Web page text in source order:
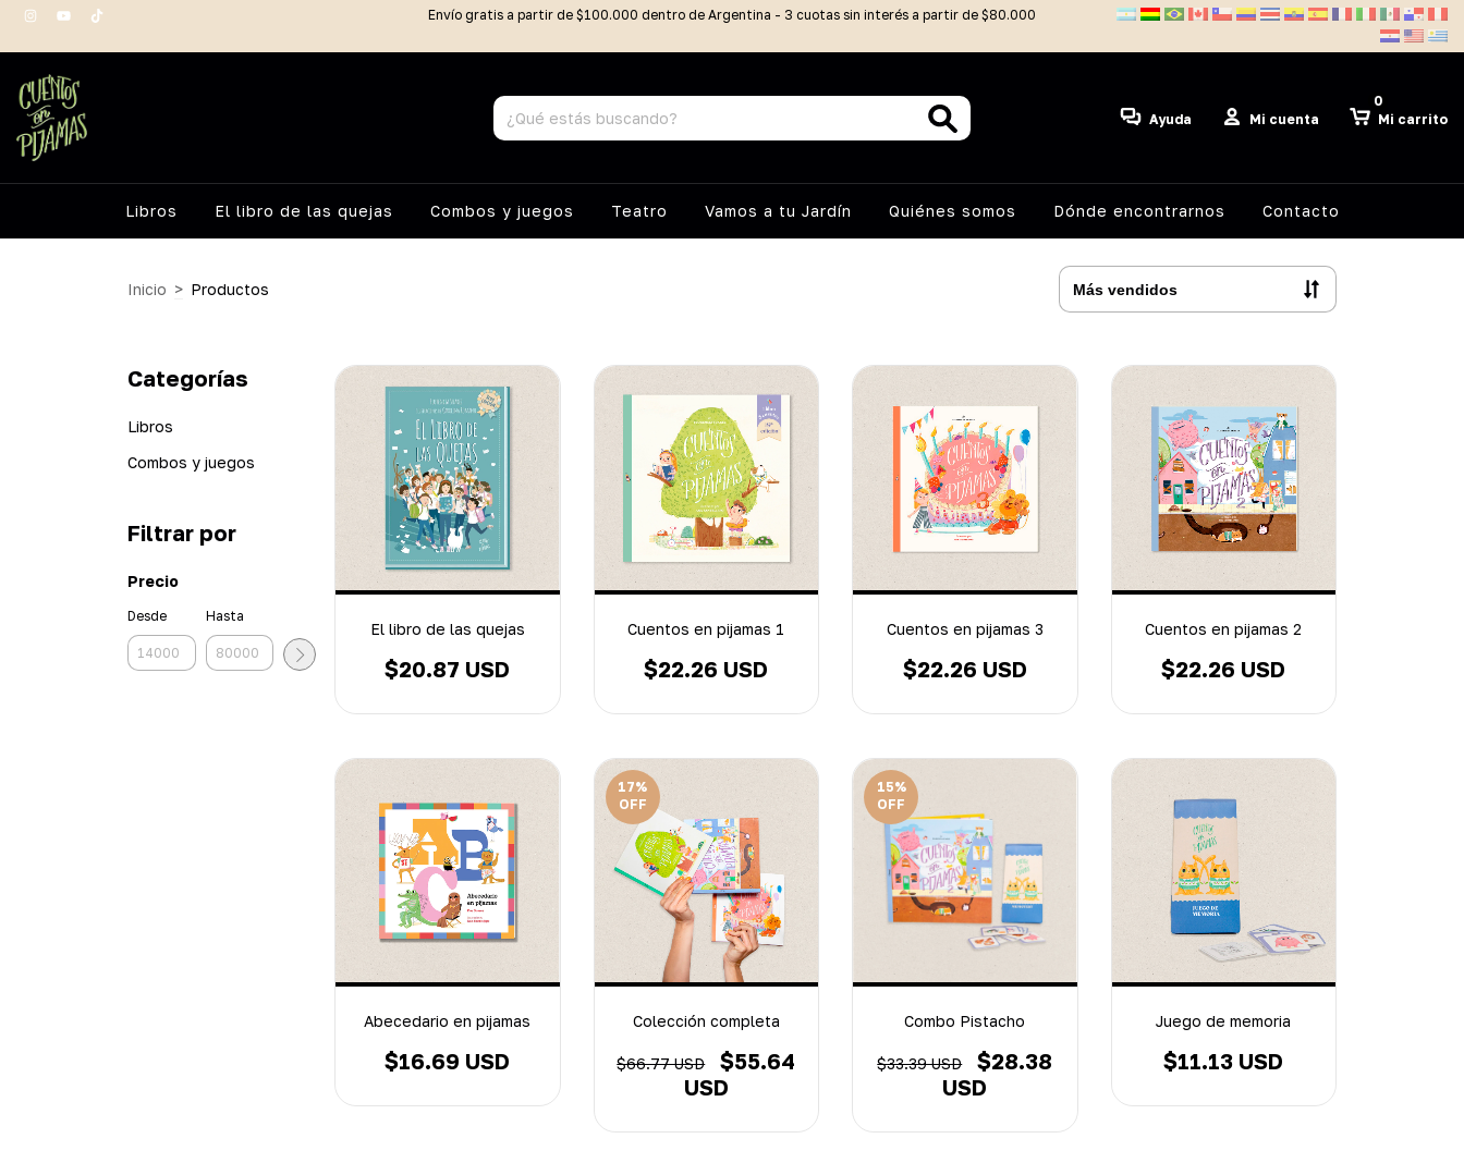
Envío gratis a partir de $100.000 dentro de Argentina - 3 cuotas sin interés a partir de $80.000
Ayuda Mi cuenta Mi carrito
0
Libros El libro de las quejas Combos y juegos Teatro Vamos a tu Jardín Quiénes somos Dónde encontrarnos Contacto
Inicio > Productos
Categorías
Libros
Combos y juegos
Filtrar por
Precio
Desde Hasta
El libro de las quejas
$20.87 USD
Cuentos en pijamas 1
$22.26 USD
Cuentos en pijamas 3
$22.26 USD
Cuentos en pijamas 2
$22.26 USD
Abecedario en pijamas
$16.69 USD
17%
OFF
Colección completa
$66.77 USD
$55.64
USD
15%
OFF
Combo Pistacho
$33.39 USD
$28.38
USD
Juego de memoria
$11.13 USD